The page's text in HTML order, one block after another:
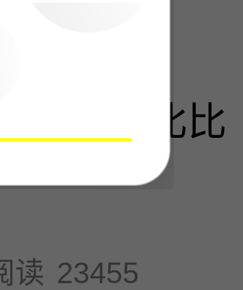
枭龙”：比比
读 23455